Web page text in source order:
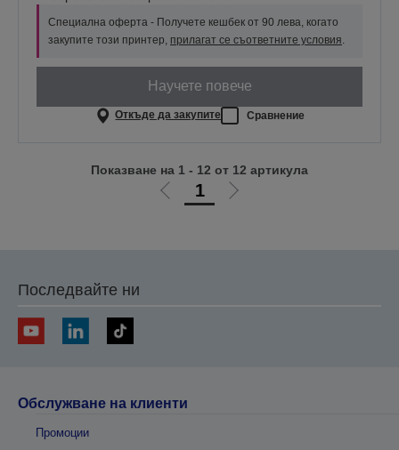
Специална оферта - Получете кешбек от 90 лева, когато
закупите този принтер, прилагат се съответните условия
Научете повече
Откъде да закупите Сравнение
Отиди
1
Отиди
Показване на 1 - 12 от 12 артикула
Последвайте ни
Обслужване на клиенти
Промоции